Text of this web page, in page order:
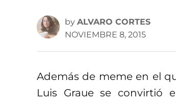
by ALVARO CORTES
NOVIEMBRE 8, 2015
Además de meme en el
Luis Graue se convirtió